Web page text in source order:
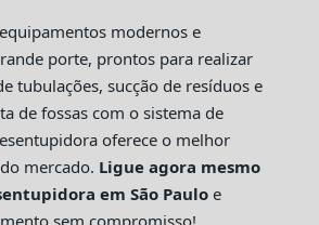
modernos e
porte, prontos para realizar
tubulações, sucção de resíduos e
de fossas com o sistema de
oferece o melhor
mercado. Ligue agora mesmo
em São Pauloe
sem compromisso!